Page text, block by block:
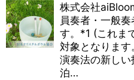
株式会社
員奏者・一般
す。*1 (これま
対象となりま
演奏法の新しい
泊…